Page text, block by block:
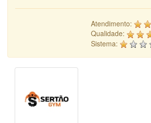
Atendimento:
Qualidade:
Sistema: